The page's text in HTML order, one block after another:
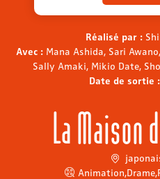
Réalisé par :
Avec : Mana Ashida, Sari
Sally Amaki, Mikio Date,
Date de sortie :
La Maison
Animation,Drame,